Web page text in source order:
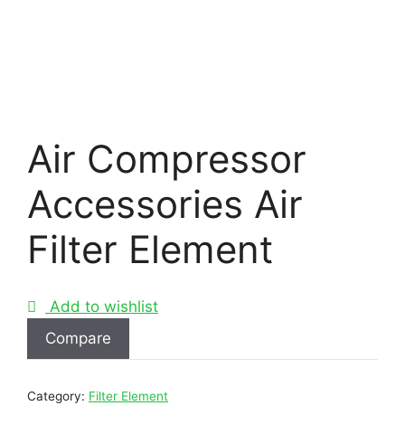
Air Compressor
Accessories Air
Filter Element
Add to wishlist
Compare
Category: Filter Element